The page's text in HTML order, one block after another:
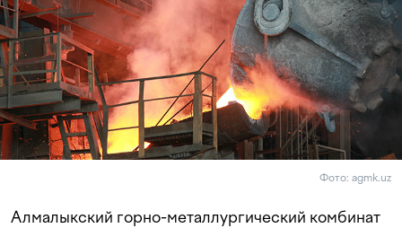
Фото: agmk.uz
Алмалыкский горно-металлургический комбинат